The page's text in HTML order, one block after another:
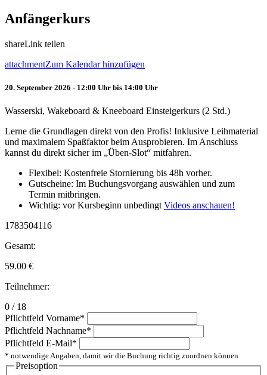
Anfängerkurs
shareLink teilen
attachmentZum Kalendar hinzufügen
20. September 2026 - 12:00 Uhr bis 14:00 Uhr
Wasserski, Wakeboard & Kneeboard Einsteigerkurs (2 Std.)
Lerne die Grundlagen direkt von den Profis! Inklusive Leihmaterial
und maximalem Spaßfaktor beim Ausprobieren. Im Anschluss
kannst du direkt sicher im „Üben-Slot“ mitfahren.
Flexibel: Kostenfreie Stornierung bis 48h vorher.
Gutscheine: Im Buchungsvorgang auswählen und zum
Termin mitbringen.
Wichtig: vor Kursbeginn unbedingt Videos anschauen!
1783504116
Gesamt:
59.00 €
Teilnehmer:
0 / 18
Pflichtfeld Vorname*
Pflichtfeld Nachname*
Pflichtfeld E-Mail*
* notwendige Angaben, damit wir die Buchung richtig zuordnen können
Preisoption